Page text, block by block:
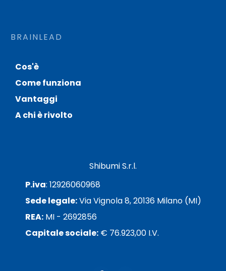
Shibumi S.r.l.
P.iva: 12926060968
Sede legale:Via Vignola 8, 20136 Milano (MI)
REA:MI - 2692856
Capitale sociale:€ 76.923,00 I.V.
BRAINLEAD
Cos'è
Come funziona
Vantaggi
A chi è rivolto